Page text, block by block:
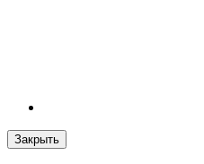
Закрыть